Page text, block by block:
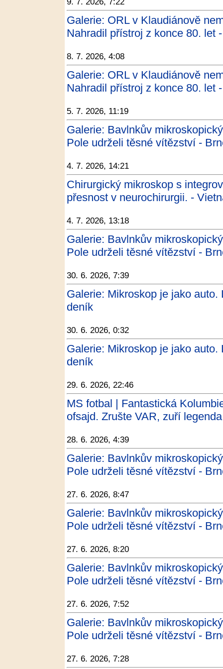
Galerie: ORL v Klaudiánově
Nahradil přístroj z konce 80. let
8. 7. 2026, 4:08
Galerie: ORL v Klaudiánově
Nahradil přístroj z konce 80. let
5. 7. 2026, 11:19
Galerie: Bavlnkův
Pole udrželi těsné vítězství -
4. 7. 2026, 14:21
Chirurgický mikroskop s
přesnost v neurochirurgii. -
4. 7. 2026, 13:18
Galerie: Bavlnkův
Pole udrželi těsné vítězství -
30. 6. 2026, 7:39
Galerie: Mikroskop je jako
deník
30. 6. 2026, 0:32
Galerie: Mikroskop je jako
deník
29. 6. 2026, 22:46
MS fotbal | Fantastická
ofsajd. Zrušte VAR, zuří
28. 6. 2026, 4:39
Galerie: Bavlnkův
Pole udrželi těsné vítězství -
27. 6. 2026, 8:47
Galerie: Bavlnkův
Pole udrželi těsné vítězství -
27. 6. 2026, 8:20
Galerie: Bavlnkův
Pole udrželi těsné vítězství -
27. 6. 2026, 7:52
Galerie: Bavlnkův
Pole udrželi těsné vítězství -
27. 6. 2026, 7:28